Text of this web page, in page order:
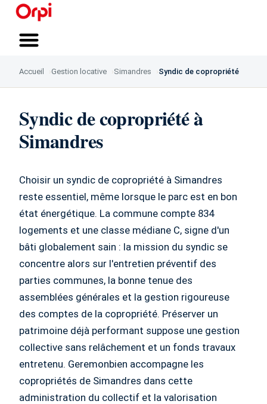
Accueil Gestion locative Simandres Syndic de copropriété
Syndic de copropriété à
Simandres
Choisir un syndic de copropriété à Simandres
reste essentiel, même lorsque le parc est en bon
état énergétique. La commune compte 834
logements et une classe médiane C, signe d'un
bâti globalement sain : la mission du syndic se
concentre alors sur l'entretien préventif des
parties communes, la bonne tenue des
assemblées générales et la gestion rigoureuse
des comptes de la copropriété. Préserver un
patrimoine déjà performant suppose une gestion
collective sans relâchement et un fonds travaux
entretenu. Geremonbien accompagne les
copropriétés de Simandres dans cette
administration du collectif et la valorisation